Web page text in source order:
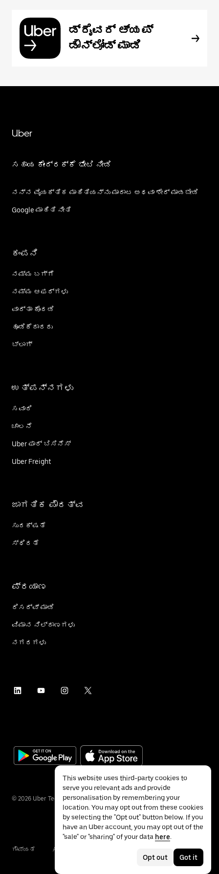
ಡ್ರೈವರ್ ಆ್ಯಪ್
ಡೌನ್‌ಲೋಡ್ ಮಾಡಿ
Uber
ಸಹಾಯ ಕೇಂದ್ರಕ್ಕೆ ಭೇಟಿ ನೀಡಿ
ನನ್ನ ವೈಯಕ್ತಿಕ ಮಾಹಿತಿಯನ್ನು ಮಾರಾಟ ಅಥವಾ ಶೇರ್‌ ಮಾಡಬೇಡಿ
Google ಮಾಹಿತಿ ನೀತಿ
ಕಂಪನಿ
ನಮ್ಮ ಬಗ್ಗೆ
ನಮ್ಮ ಆಫರ್‌ಗಳು
ವಾರ್ತಾ ಕೊಠಡಿ
ಹೂಡಿಕೆದಾರರು
ಬ್ಲಾಗ್
ಉತ್ಪನ್ನಗಳು
ಸವಾರಿ
ಚಾಲನೆ
Uber ಫಾರ್ ಬಿಸಿನೆಸ್
Uber Freight
ಜಾಗತಿಕ ಪೌರತ್ವ
ಸುರಕ್ಷತೆ
ಸ್ಥಿರತೆ
ಪ್ರಯಾಣ
ರಿಸರ್ವ್ ಮಾಡಿ
ವಿಮಾನ ನಿಲ್ದಾಣಗಳು
ನಗರಗಳು
© 2026 Uber Technologies Inc.
ಗೌಪ್ಯತೆ Accessibility
This website uses third-party cookies to
serve you relevant ads and provide
personalisation by remembering your
location. You may opt out from these cookies
by selecting the "Opt out" button below. If you
have an Uber account, you may opt out of the
"sale" or "sharing" of your data here.
Opt out Got it